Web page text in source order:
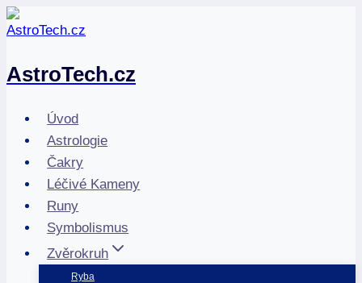
Přeskočit
na
AstroTech.cz
Úvod
Astrologie
Čakry
Léčivé Kameny
Runy
Symbolismus
Zvěrokruh
Ryba